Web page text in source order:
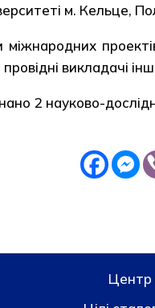
м. Кельце,
викладачі
2 науково-
Центр